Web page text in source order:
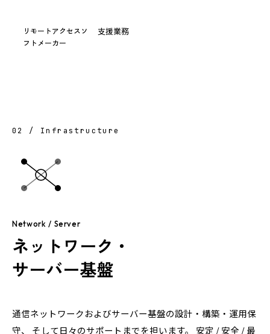
リモートアクセスソ
フトメーカー
支援業務
02 / Infrastructure
Network / Server
ネットワーク・
サーバー基盤
通信ネットワークおよびサーバー基盤の設計・構築・運用保
守、 そして日々のサポートまでを担います。 安定 / 安全 / 最